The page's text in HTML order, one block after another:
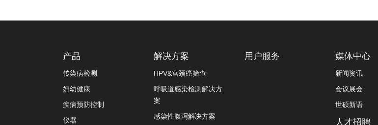
产品
传染病检测
妇幼健康
疾病预防控制
仪器
解决方案
HPV&宫颈癌筛查
呼吸道感染检测解决方
案
感染性腹泻解决方案
用户服务 媒体中心
新闻资讯
会议展会
世硕新语
人才招聘